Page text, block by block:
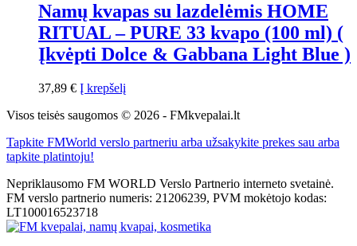
Namų kvapas su lazdelėmis HOME
RITUAL – PURE 33 kvapo (100 ml) (
Įkvėpti Dolce & Gabbana Light Blue )
37,89 € Į krepšelį
Visos teisės saugomos © 2026 - FMkvepalai.lt
Tapkite FMWorld verslo partneriu arba užsakykite prekes sau arba
tapkite platintoju!
Nepriklausomo FM WORLD Verslo Partnerio interneto svetainė.
FM verslo partnerio numeris: 21206239, PVM mokėtojo kodas:
LT100016523718